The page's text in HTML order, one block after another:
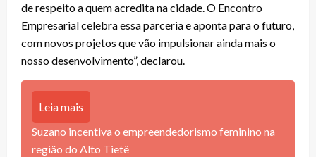
de respeito a quem acredita na cidade. O Encontro
Empresarial celebra essa parceria e aponta para o futuro,
com novos projetos que vão impulsionar ainda mais o
nosso desenvolvimento”, declarou.
Leia mais
Suzano incentiva o empreendedorismo feminino na
região do Alto Tietê